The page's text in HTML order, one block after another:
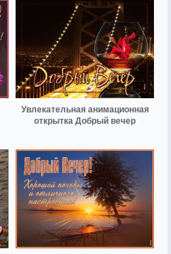
Увлекательная анимационная
открытка Добрый вечер